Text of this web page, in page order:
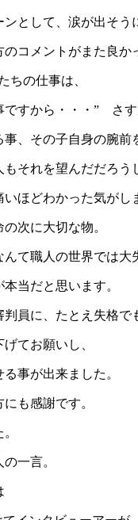
として、涙が出そう
コメントがまた良か
ちの仕事は、
すから・・・” さす
、その子自身の腕前
それを望んだだろう
ほどわかった気がし
次に大切な物。
て職人の世界では大
当だと思います。
員に、たとえ失格で
てお願いし、
事が出来ました。
も感謝です。
一言。